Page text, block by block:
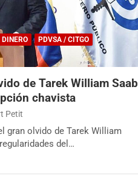
DINERO
PDVSA / CITGO
de Tarek William Saab
chavista
Petit
gran olvido de Tarek William
del…